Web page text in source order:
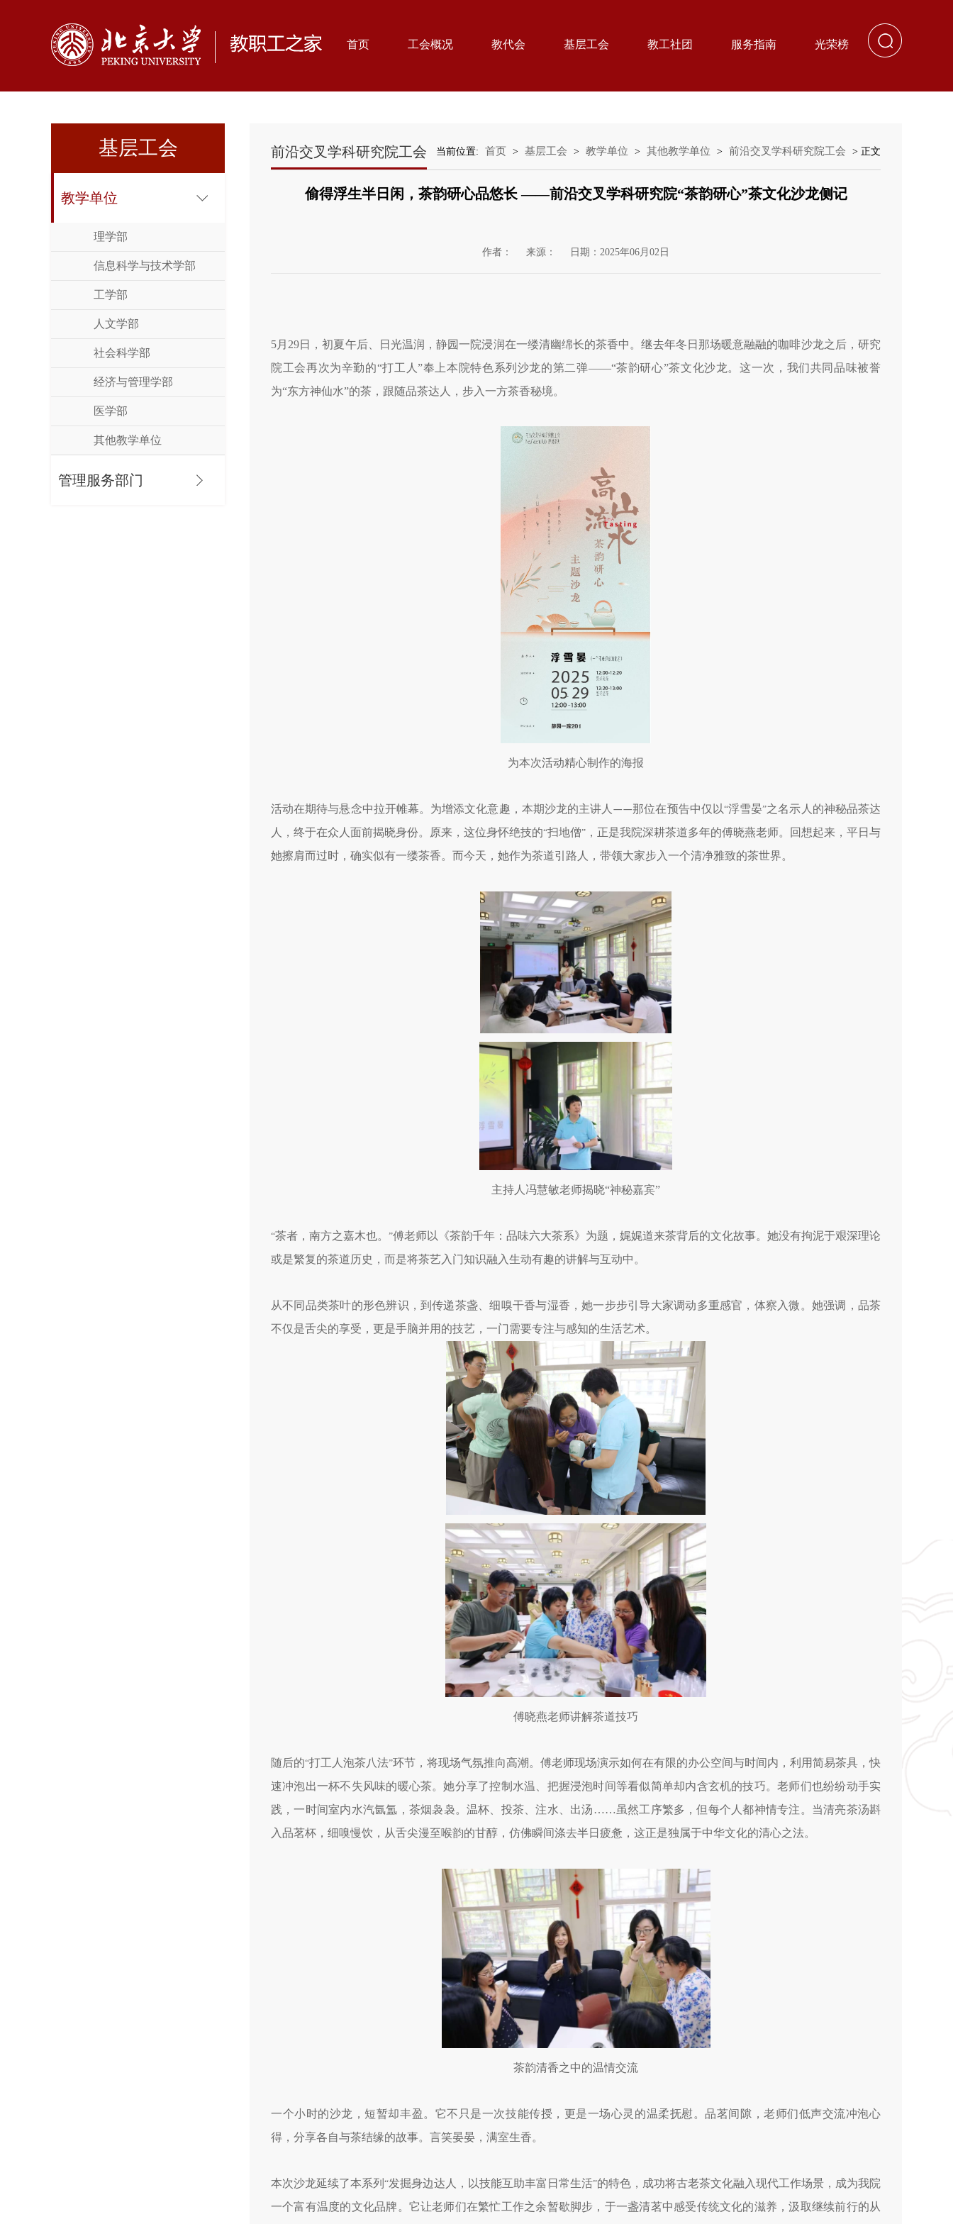
首页 工会概况 教代会 基层工会 教工社团 服务指南 光荣榜
基层工会
教学单位
理学部
信息科学与技术学部
工学部
人文学部
社会科学部
经济与管理学部
医学部
其他教学单位
管理服务部门
前沿交叉学科研究院工会 当前位置: 首页 > 基层工会 > 教学单位 > 其他教学单位 > 前沿交叉学科研究院工会 > 正文
偷得浮生半日闲，茶韵研心品悠长 ——前沿交叉学科研究院“茶韵研心”茶文化沙龙侧记
作者： 来源： 日期：2025年06月02日
5月29日，初夏午后、日光温润，静园一院浸润在一缕清幽绵长的茶香中。继去年冬日那场暖意融融的咖啡沙龙之后，研究
院工会再次为辛勤的“打工人”奉上本院特色系列沙龙的第二弹——“茶韵研心”茶文化沙龙。这一次，我们共同品味被誉
为“东方神仙水”的茶，跟随品茶达人，步入一方茶香秘境。
为本次活动精心制作的海报
活动在期待与悬念中拉开帷幕。为增添文化意趣，本期沙龙的主讲人 ——那位在预告中仅以“浮雪晏”之名示人的神秘品茶达
人，终于在众人面前揭晓身份。原来，这位身怀绝技的“扫地僧” ，正是我院深耕茶道多年的傅晓燕老师。回想起来，平日与
她擦肩而过时，确实似有一缕茶香。而今天，她作为茶道引路人，带领大家步入一个清净雅致的茶世界。
主持人冯慧敏老师揭晓“神秘嘉宾”
“茶者，南方之嘉木也。 ”傅老师以《茶韵千年：品味六大茶系》为题，娓娓道来茶背后的文化故事。她没有拘泥于艰深理论
或是繁复的茶道历史，而是将茶艺入门知识融入生动有趣的讲解与互动中。
从不同品类茶叶的形色辨识，到传递茶盏、细嗅干香与湿香，她一步步引导大家调动多重感官，体察入微。她强调，品茶
不仅是舌尖的享受，更是手脑并用的技艺，一门需要专注与感知的生活艺术。
傅晓燕老师讲解茶道技巧
随后的“打工人泡茶八法”环节，将现场气氛推向高潮。傅老师现场演示如何在有限的办公空间与时间内，利用简易茶具，快
速冲泡出一杯不失风味的暖心茶。她分享了控制水温、把握浸泡时间等看似简单却内含玄机的技巧。老师们也纷纷动手实
践，一时间室内水汽氤氲，茶烟袅袅。温杯、投茶、注水、出汤……虽然工序繁多，但每个人都神情专注。当清亮茶汤斟
入品茗杯，细嗅慢饮，从舌尖漫至喉韵的甘醇，仿佛瞬间涤去半日疲惫，这正是独属于中华文化的清心之法。
茶韵清香之中的温情交流
一个小时的沙龙，短暂却丰盈。它不只是一次技能传授，更是一场心灵的温柔抚慰。品茗间隙，老师们低声交流冲泡心
得，分享各自与茶结缘的故事。言笑晏晏，满室生香。
本次沙龙延续了本系列 “发掘身边达人，以技能互助丰富日常生活”的特色，成功将古老茶文化融入现代工作场景，成为我院
一个富有温度的文化品牌。它让老师们在繁忙工作之余暂歇脚步，于一盏清茗中感受传统文化的滋养，汲取继续前行的从